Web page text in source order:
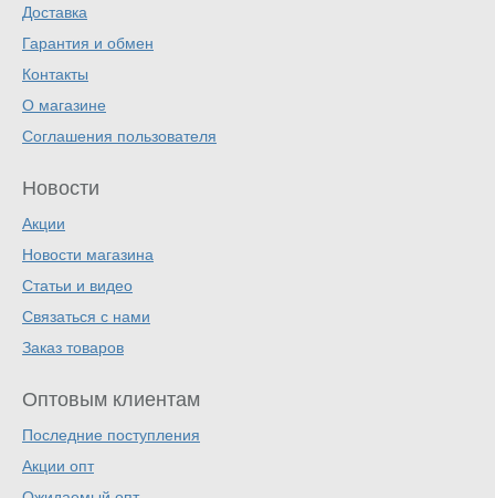
Доставка
Гарантия и обмен
Контакты
О магазине
Соглашения пользователя
Новости
Акции
Новости магазина
Статьи и видео
Связаться с нами
Заказ товаров
Оптовым клиентам
Последние поступления
Акции опт